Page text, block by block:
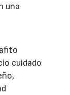
una
cuidado